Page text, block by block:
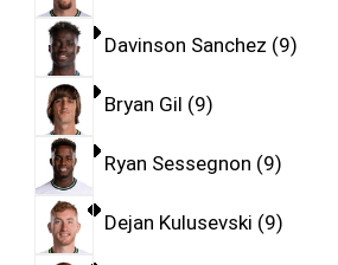
Davinson Sanchez 9
Bryan Gil 9
Ryan Sessegnon 9
Dejan Kulusevski 9